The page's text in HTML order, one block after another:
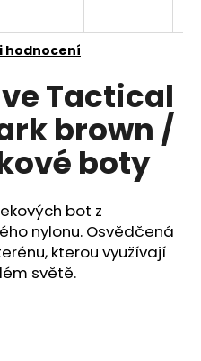
hodnocení
Tactical
brown /
boty
bot z
nylonu. Osvědčená
kterou využívají
světě.